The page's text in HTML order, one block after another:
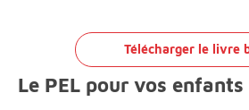
Télécharger le livre
Le PEL pour vos enfants